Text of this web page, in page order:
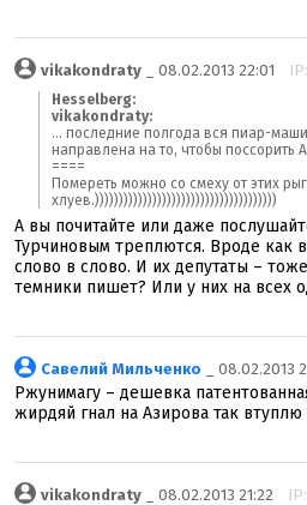
vikakondraty _ 08.02.2013 22:01
Hesselberg:
vikakondraty:
... последние полгода вся пиар-
направлена на то, чтобы поссорить
====
Помереть можно со смеху от этих
хлуев.))))))))))))))))))))))))))))))))))))))
А вы почитайте или даже
Турчиновым треплются. Вроде как
слово в слово. И их депутаты –
темники пишет? Или у них на всех
Савелий Мильченко _ 08.02.2013
Ржунимагу – дешевка
жирдяй гнал на Азирова так втуплю
vikakondraty _ 08.02.2013 21:22